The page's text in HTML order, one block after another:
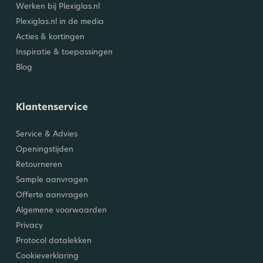
Werken bij Plexiglas.nl
Plexiglas.nl in de media
Acties & kortingen
Inspiratie & toepassingen
Blog
Klantenservice
Service & Advies
Openingstijden
Retourneren
Sample aanvragen
Offerte aanvragen
Algemene voorwaarden
Privacy
Protocol datalekken
Cookieverklaring